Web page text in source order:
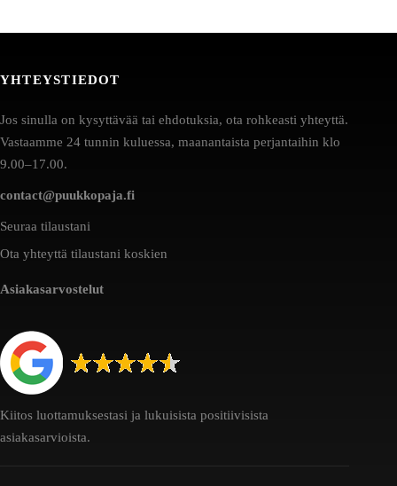
YHTEYSTIEDOT
Jos sinulla on kysyttävää tai ehdotuksia, ota rohkeasti yhteyttä.
Vastaamme 24 tunnin kuluessa, maanantaista perjantaihin klo
9.00–17.00.
contact@puukkopaja.fi
Seuraa tilaustani
Ota yhteyttä tilaustani koskien
Asiakasarvostelut
Kiitos luottamuksestasi ja lukuisista positiivisista
asiakasarvioista.